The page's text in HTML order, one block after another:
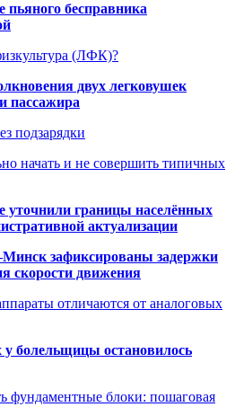
бесправника
(ЛФК)?
двух легковушек
пассажира
подзарядки
начать и не совершить типичных
уточнили границы населённых
актуализации
зафиксированы задержки
скорости движения
отличаются от аналоговых
болельщицы остановилось
фундаментные блоки: пошаговая